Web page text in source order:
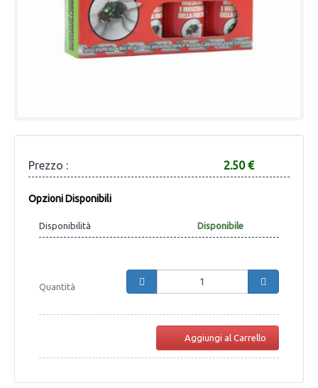
Prezzo : 2.50 €
Opzioni Disponibili
Disponibilità Disponibile
Quantità
Aggiungi al Carrello